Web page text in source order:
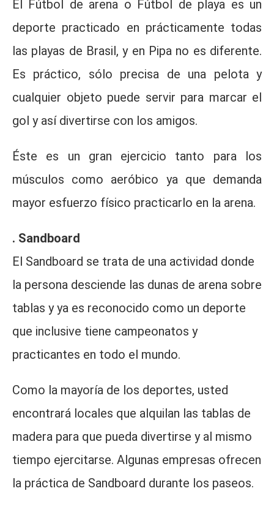
El Fútbol de arena o Fútbol de playa es un
deporte practicado en prácticamente todas
las playas de Brasil, y en Pipa no es diferente.
Es práctico, sólo precisa de una pelota y
cualquier objeto puede servir para marcar el
gol y así divertirse con los amigos.
Éste es un gran ejercicio tanto para los
músculos como aeróbico ya que demanda
mayor esfuerzo físico practicarlo en la arena.
. Sandboard
El Sandboard se trata de una actividad donde
la persona desciende las dunas de arena sobre
tablas y ya es reconocido como un deporte
que inclusive tiene campeonatos y
practicantes en todo el mundo.
Como la mayoría de los deportes, usted
encontrará locales que alquilan las tablas de
madera para que pueda divertirse y al mismo
tiempo ejercitarse. Algunas empresas ofrecen
la práctica de Sandboard durante los paseos.